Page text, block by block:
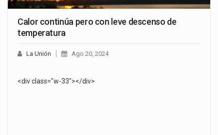
Calor continúa pero con leve descenso de
temperatura
La Unión Ago 20, 2024
<div class="w-33"></div>